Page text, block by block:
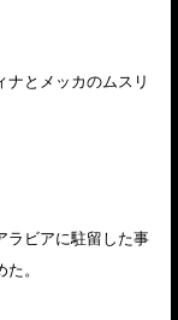
とメッカのムスリ
ラビアに駐留した事
。